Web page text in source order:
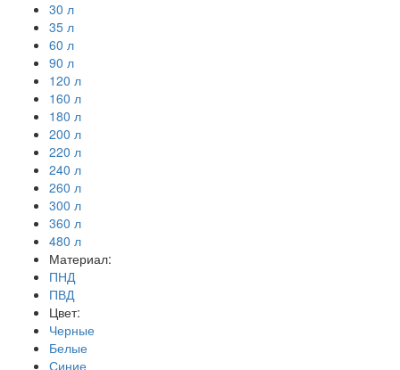
30 л
35 л
60 л
90 л
120 л
160 л
180 л
200 л
220 л
240 л
260 л
300 л
360 л
480 л
Материал:
ПНД
ПВД
Цвет:
Черные
Белые
Синие